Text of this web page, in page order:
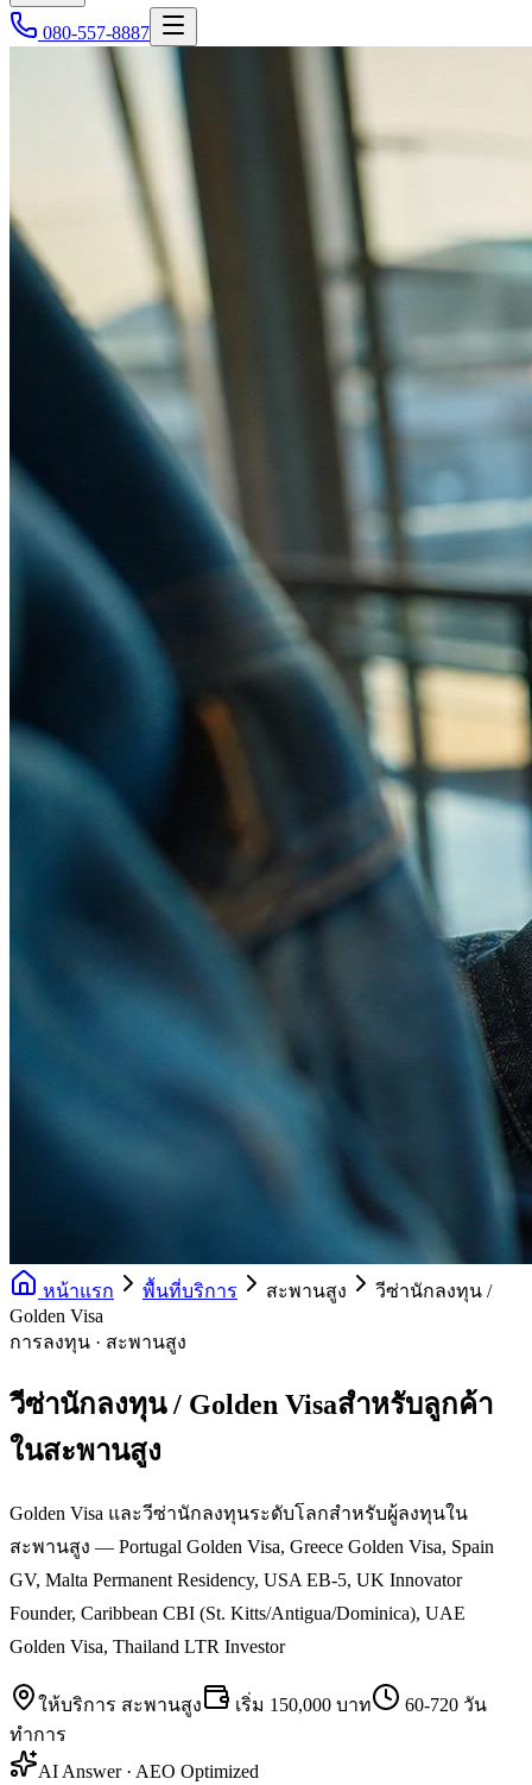
080-557-8887
หน้าแรก พื้นที่บริการ สะพานสูง
วีซ่านักลงทุน /
Golden Visa
การลงทุน · สะพานสูง
วีซ่านักลงทุน / Golden Visaสำหรับลูกค้า
ในสะพานสูง
Golden Visa และวีซ่านักลงทุนระดับโลกสำหรับผู้ลงทุนใน
สะพานสูง — Portugal Golden Visa, Greece Golden Visa, Spain
GV, Malta Permanent Residency, USA EB-5, UK Innovator
Founder, Caribbean CBI (St. Kitts/Antigua/Dominica), UAE
Golden Visa, Thailand LTR Investor
ให้บริการ สะพานสูง เริ่ม 150,000 บาท
60-720 วัน
ทำการ
AI Answer · AEO Optimized